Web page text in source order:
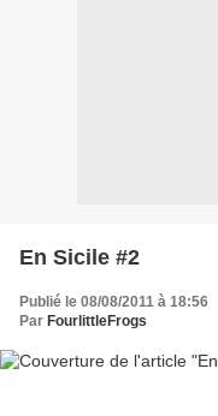
En Sicile #2
Publié le 08/08/2011 à 18:56
Par FourlittleFrogs